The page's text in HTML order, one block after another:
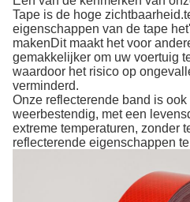
Tape is de hoge
eigenschappen van de tape
makenDit maakt het voor
gemakkelijker om uw voertuig
waardoor het risico op
verminderd.
Onze reflecterende band is
weerbestendig, met een
extreme temperaturen, zonder
reflecterende eigenschappen